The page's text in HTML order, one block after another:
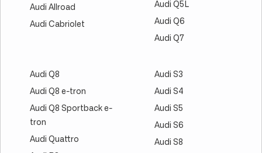
Audi Allroad
Audi Cabriolet
Audi Q5L
Audi Q6
Audi Q7
Audi Q8
Audi Q8 e-tron
Audi Q8 Sportback e-
tron
Audi Quattro
Audi S3
Audi S4
Audi S5
Audi S6
Audi S8